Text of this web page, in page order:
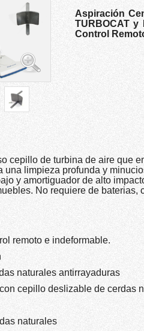
Aspiración
TURBOCAT
Control
cepillo de turbina de aire que
una limpieza profunda y
y amortiguador de alto
No requiere de baterias,
remoto e indeformable.
naturales antirrayaduras
cepillo deslizable de cerdas
naturales